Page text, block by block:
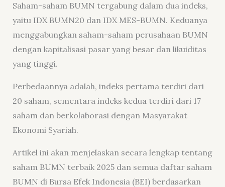
Saham-saham BUMN tergabung dalam dua indeks,
yaitu IDX BUMN20 dan IDX MES-BUMN. Keduanya
menggabungkan saham-saham perusahaan BUMN
dengan kapitalisasi pasar yang besar dan likuiditas
yang tinggi.
Perbedaannya adalah, indeks pertama terdiri dari
20 saham, sementara indeks kedua terdiri dari 17
saham dan berkolaborasi dengan Masyarakat
Ekonomi Syariah.
Artikel ini akan menjelaskan secara lengkap tentang
saham BUMN terbaik 2025 dan semua daftar saham
BUMN di Bursa Efek Indonesia (BEI) berdasarkan